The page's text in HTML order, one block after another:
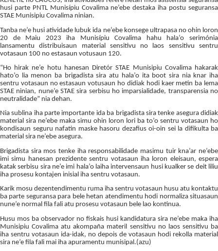
husi parte PNTL Munisípiu Covalima ne’ebe destaka iha postu seguransa
STAE Munisipiu Covalima ninian.
Tanba ne’e husi atividade lubuk ida ne’ebe konsege ultrapasa no ohin loron
20 de Maiu 2023 iha Munisípiu Covalima hahu hala’o serimónia
lansamentu distribuisaun material sensitivu no laos sensitivu sentru
votasaun 100 no estasaun votusaun 120.
“Ho hirak ne’e hotu hanesan Diretór STAE Munisipiu Covalima hakarak
hato’o lia menon ba brigadista sira atu hala’o ita boot sira nia knar iha
sentru votasaun no estasaun votusaun ho didiak hodi kaer metin ba lema
STAE ninian, nune’e STAE sira serbisu ho imparsialidade, transparensia no
neutralidade” nia dehan.
Nia sublina iha parte importante ida ba brigadista sira tenke asegura didiak
material sira ne’ebe maka simu ohin loron lori ba to’o sentru votasaun ho
kondisaun seguru nafatin maske hasoru dezafius oi-oin sei la difikulta ba
material sira ne’ebe asegura.
Brigadista sira mos tenke iha responsabilidade masimu tuir kna’ar ne’ebe
imi simu hanesan prezidente sentru votasaun iha loron eleisaun, espera
katak serbisu sira ne’e imi hala’o laiha intervensaun husi kualker se deit liliu
iha prosesu kontajen inisial iha sentru votasaun.
Karik mosu dezentendimentu ruma iha sentru votasaun husu atu kontaktu
ba parte seguransa para bele hetan atendimentu hodi normaliza situasaun
nune’e normal fila fali atu prosesu votasaun bele lao kontinua.
Husu mos ba observador no fiskais husi kandidatura sira ne’ebe maka iha
Munisipiu Covalima atu akompaña materil sensitivu no laos sensitivu ba
iha sentru votasaun ida-idak, no depois de votasaun hodi rekolla material
sira ne’e fila fali mai iha apuramentu munisipal.(azu)